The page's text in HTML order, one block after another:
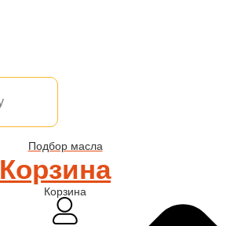
Подбор масла
Корзина
Корзина